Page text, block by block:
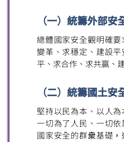
（一）統籌外部
總體國家安全觀明確
變革、求穩定、建設
平、求合作、求共贏、
（二）統籌國土
堅持以民為本、以人
一切為了人民、一切
國家安全的群衆基礎